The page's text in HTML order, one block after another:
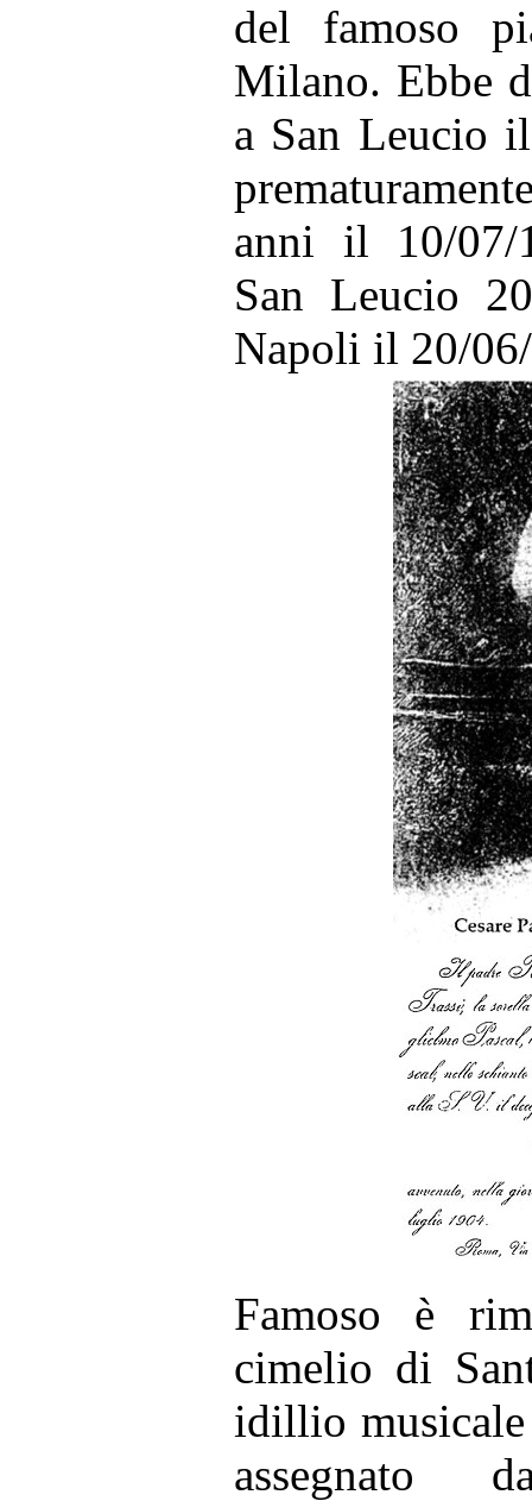
del famoso
Milano. Ebbe
a San Leucio
anni il 10/07/
San Leucio
Napoli il 20/
Famoso è
cimelio di
idillio
assegnato